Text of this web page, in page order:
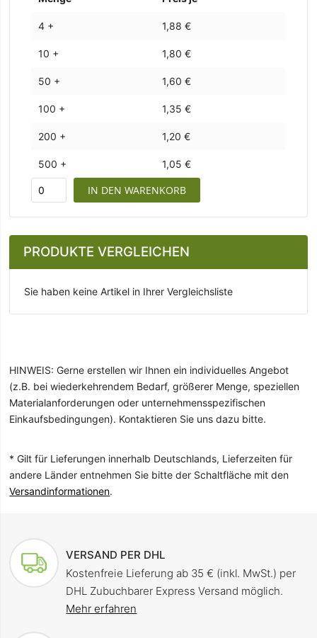
4 + 1,88 €
10 + 1,80 €
50 + 1,60 €
100 + 1,35 €
200 + 1,20 €
500 + 1,05 €
IN DEN WARENKORB
PRODUKTE VERGLEICHEN
Sie haben keine Artikel in Ihrer Vergleichsliste
HINWEIS: Gerne erstellen wir Ihnen ein individuelles Angebot
(z.B. bei wiederkehrendem Bedarf, größerer Menge, speziellen
Materialanforderungen oder unternehmensspezifischen
Einkaufsbedingungen). Kontaktieren Sie uns dazu bitte.
* Gilt für Lieferungen innerhalb Deutschlands, Lieferzeiten für
andere Länder entnehmen Sie bitte der Schaltfläche mit den
Versandinformationen.
VERSAND PER DHL
Kostenfreie Lieferung ab 35 € (inkl. MwSt.) per
DHL Zubuchbarer Express Versand möglich.
Mehr erfahren